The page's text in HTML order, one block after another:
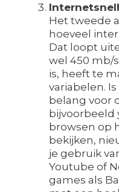
Het tweede
hoeveel
Dat loopt
wel 450 mb/
is, heeft te
variabelen.
belang voor
bijvoorbeeld
browsen op
bekijken,
je gebruik
Youtube of
games als